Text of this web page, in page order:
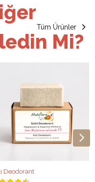
Mi?
Tüm Ürünler
Deodorant